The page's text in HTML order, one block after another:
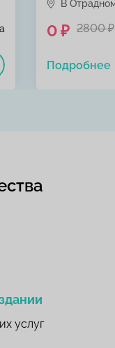
В
0 ₽ 2800 ₽
Подробнее
услуг